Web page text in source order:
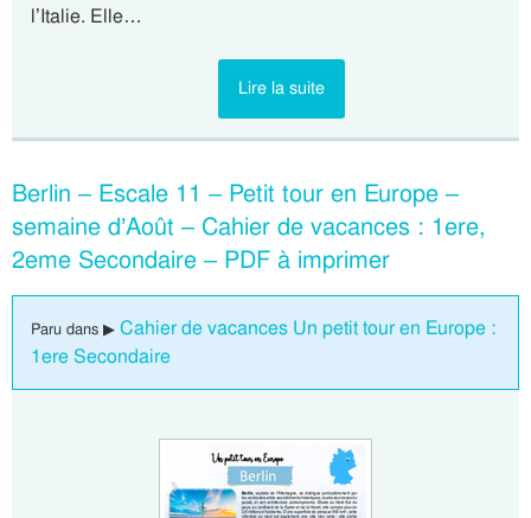
l’Italie. Elle…
Lire la suite
Berlin – Escale 11 – Petit tour en Europe –
semaine d’Août – Cahier de vacances : 1ere,
2eme Secondaire – PDF à imprimer
Paru dans ▶ Cahier de vacances Un petit tour en Europe :
1ere Secondaire